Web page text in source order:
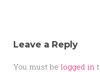
Leave a Reply
You must be logged in